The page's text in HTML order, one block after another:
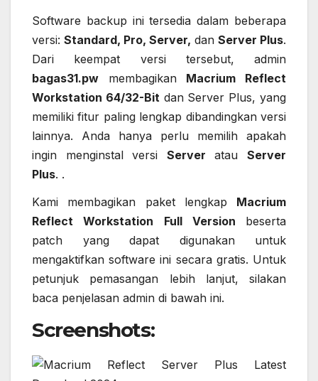
Software backup ini tersedia dalam beberapa
versi: Standard, Pro, Server, dan Server Plus.
Dari keempat versi tersebut, admin
bagas31.pw membagikan Macrium Reflect
Workstation 64/32-Bit dan Server Plus, yang
memiliki fitur paling lengkap dibandingkan versi
lainnya. Anda hanya perlu memilih apakah
ingin menginstal versi Server atauServer
Plus. .
Kami membagikan paket lengkap Macrium
Reflect Workstation Full Version beserta
patch yang dapat digunakan untuk
mengaktifkan software ini secara gratis. Untuk
petunjuk pemasangan lebih lanjut, silakan
baca penjelasan admin di bawah ini.
Screenshots: